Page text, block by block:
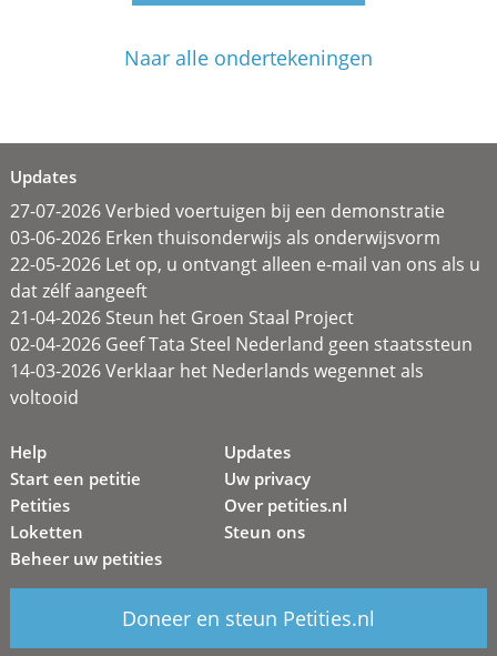
Naar alle ondertekeningen
Updates
27-07-2026 Verbied voertuigen bij een demonstratie
03-06-2026 Erken thuisonderwijs als onderwijsvorm
22-05-2026 Let op, u ontvangt alleen e-mail van ons als u
dat zélf aangeeft
21-04-2026 Steun het Groen Staal Project
02-04-2026 Geef Tata Steel Nederland geen staatssteun
14-03-2026 Verklaar het Nederlands wegennet als
voltooid
Help
Start een petitie
Petities
Loketten
Beheer uw petities
Updates
Uw privacy
Over petities.nl
Steun ons
Doneer en steun Petities.nl